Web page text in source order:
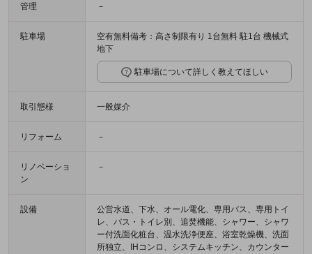
管理 －
駐車場
空有無料備考：高さ制限有り 1台無料 駐1台 機械式
地下
駐車場について詳しく教えてほしい
取引態様 一般媒介
リフォーム －
リノベーショ
ン
－
設備
公営水道、下水、オール電化、専用バス、専用トイ
レ、バス・トイレ別、追焚機能、シャワー、シャワ
ー付洗面化粧台、温水洗浄便座、浴室乾燥機、洗面
所独立、IHコンロ、システムキッチン、カウンター